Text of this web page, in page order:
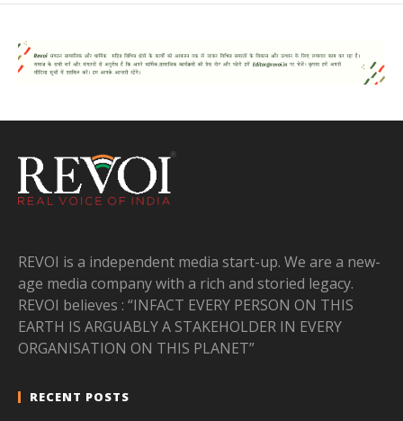
REVOI is a independent media start-up. We are a new-
age media company with a rich and storied legacy.
REVOI believes : “INFACT EVERY PERSON ON THIS
EARTH IS ARGUABLY A STAKEHOLDER IN EVERY
ORGANISATION ON THIS PLANET”
RECENT POSTS